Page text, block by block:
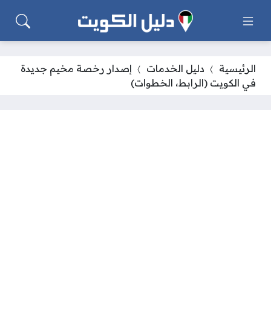
الرئيسية دليل الخدمات
إصدار رخصة مخيم جديدة
في الكويت (الرابط، الخطوات)